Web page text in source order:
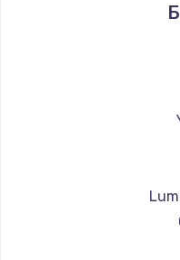
Ремонт
Ремонт
Ремонт